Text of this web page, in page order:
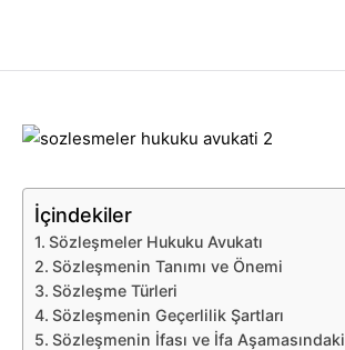
İçindekiler
Sözleşmeler Hukuku Avukatı
Sözleşmenin Tanımı ve Önemi
Sözleşme Türleri
Sözleşmenin Geçerlilik Şartları
Sözleşmenin İfası ve İfa Aşamasındaki